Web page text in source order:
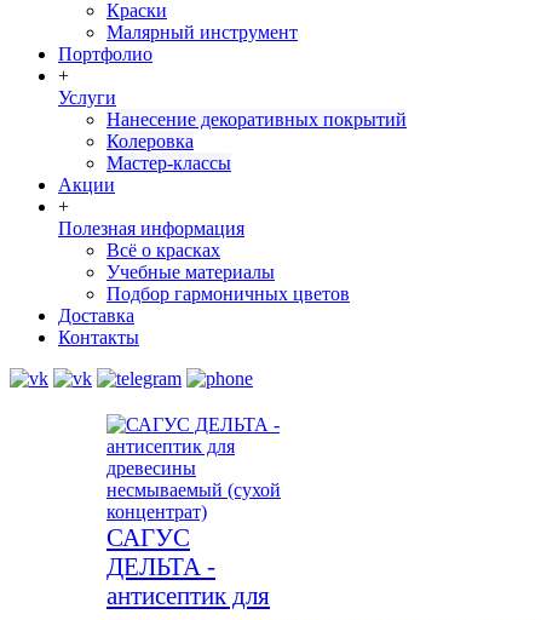
Краски
Малярный инструмент
Портфолио
+
Услуги
Нанесение декоративных покрытий
Колеровка
Мастер-классы
Акции
+
Полезная информация
Всё о красках
Учебные материалы
Подбор гармоничных цветов
Доставка
Контакты
САГУС
ДЕЛЬТА -
антисептик для